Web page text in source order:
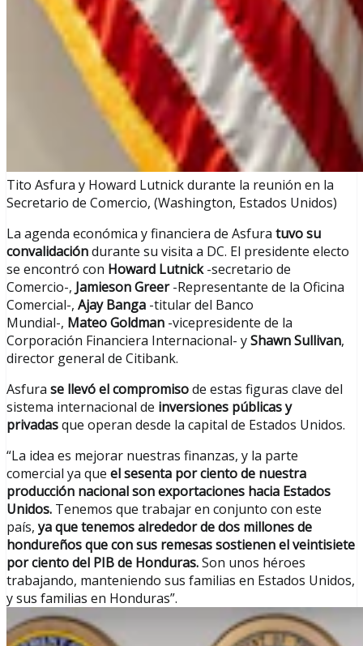
Tito Asfura y Howard Lutnick durante la reunión en la
Secretario de Comercio, (Washington, Estados Unidos)
La agenda económica y financiera de Asfura tuvo su
convalidacióndurante su visita a DC. El presidente electo
se encontró con Howard Lutnick-secretario de
Comercio-, Jamieson Greer-Representante de la Oficina
Comercial-, Ajay Banga -titular del Banco
Mundial-, Mateo Goldman -vicepresidente de la
Corporación Financiera Internacional- yShawn Sullivan,
director general de Citibank.
Asfura se llevó el compromisode estas figuras clave del
sistema internacional de inversiones públicas y
privadasque operan desde la capital de Estados Unidos.
“La idea es mejorar nuestras finanzas, y la parte
comercial ya que el sesenta por ciento de nuestra
producción nacional son exportaciones hacia Estados
Unidos. Tenemos que trabajar en conjunto con este
país,ya que tenemos alrededor de dos millones de
hondureños que con sus remesas sostienen el veintisiete
por ciento del PIB de Honduras.Son unos héroes
trabajando, manteniendo sus familias en Estados Unidos,
y sus familias en Honduras”.